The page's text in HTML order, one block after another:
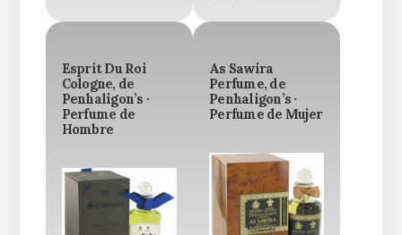
Esprit Du Roi
Cologne, de
Penhaligon’s ·
Perfume de
Hombre
As Sawira
Perfume, de
Penhaligon’s ·
Perfume de Mujer